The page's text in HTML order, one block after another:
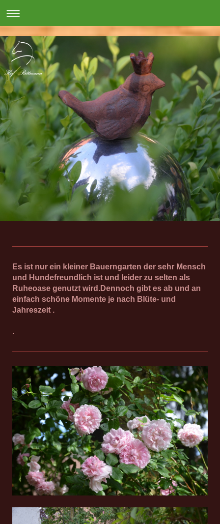
Es ist nur ein kleiner Bauerngarten der sehr Mensch
und Hundefreundlich ist und leider zu selten als
Ruheoase genutzt wird.Dennoch gibt es ab und an
einfach schöne Momente je nach Blüte- und
Jahreszeit .
.